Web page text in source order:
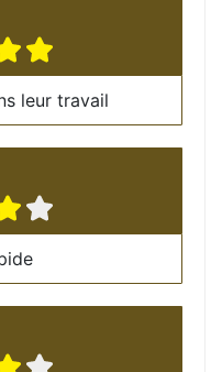
leur travail